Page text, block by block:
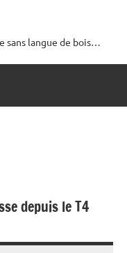
sans langue de bois…
depuis le T4